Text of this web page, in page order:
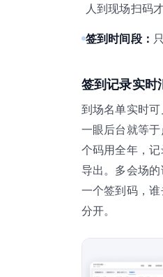
人到现场扫码
签到时间段：
签到记录实时
到场名单实时
一眼后台就等
个码用全年，
导出。多会场
一个签到码，
分开。